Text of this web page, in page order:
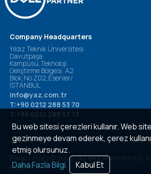
Bu web sitesi çerezleri kullanır. Web
gezinmeye devam ederek, çerez
etmiş olursunuz.
Daha Fazla Bilgi.
Kabul Et
Company Headquarters
Yıldız Teknik Üniversitesi
Davutpaşa
Kampüsü,Teknoloji
Geliştirme Bölgesi, A2
Blok,No:Z02,Esenler/
İSTANBUL
info@yaz.com.tr
T:+90 0212 288 53 70
T:+90 0212 288 53 73
Privacy Policy © 2023 YAZ Bilgi Sistemleri A.Ş.
Reserved